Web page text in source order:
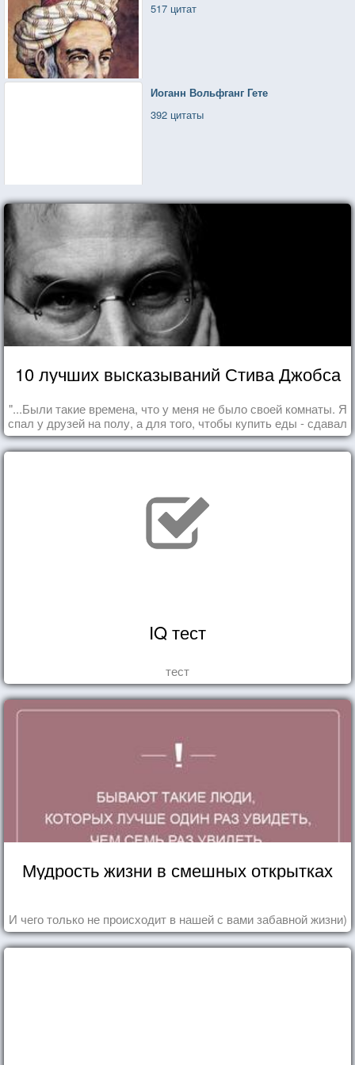
517 цитат
Иоганн Вольфганг Гете
392 цитаты
10 лучших высказываний Стива Джобса
"...Были такие времена, что у меня не было своей комнаты. Я
спал у друзей на полу, а для того, чтобы купить еды - сдавал
бутылки из под кока-колы"
IQ тест
тест
Мудрость жизни в смешных открытках
И чего только не происходит в нашей с вами забавной жизни)